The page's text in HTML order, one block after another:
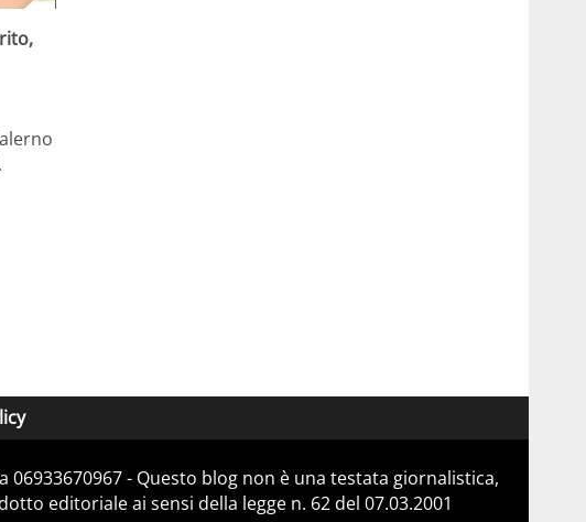
06933670967 - Questo blog non è una testata giornalistica,
editoriale ai sensi della legge n. 62 del 07.03.2001